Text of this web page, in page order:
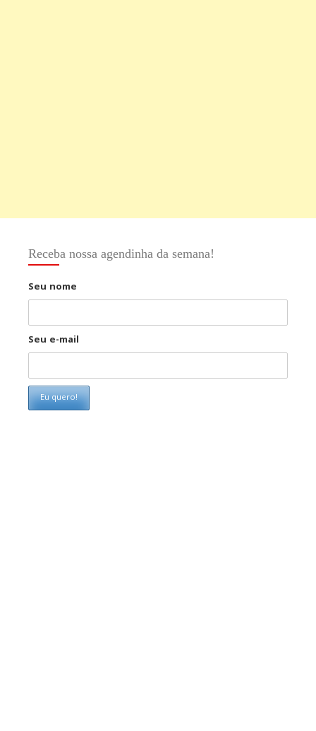
Receba nossa agendinha da semana!
Seu nome
Seu e-mail